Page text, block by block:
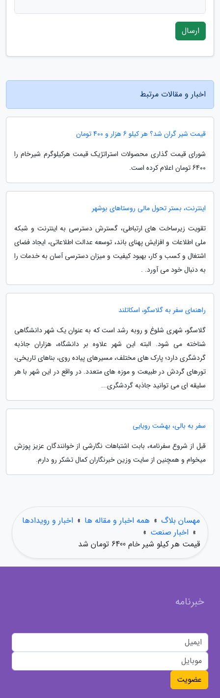
ارسال
اخبار و مقالات مرتبط
قیمت شیر گران شد؟ هر کیلو 6 هزار و 400 تومان
شورای قیمت گذاری محصولات استراتژیک قیمت هرکیلوگرم شیرخام را
6400 تومان اعلام کرده است.
اینترنت، بستر تحول مالی روستاهای بوشهر
تقویت زیرساخت های ارتباطی، گسترش دسترسی به اینترنت و شبکه
ملی اطلاعات و افزایش پهنای باند، توسعه عدالت اطلاعاتی، ایجاد فضای
اشتغال و کسب و کار، بهبود کیفیت و میزان دسترسی آسان به خدمات را
به دنبال خود می آورد. .
راهنمای سفر به گلاسگو، اسکاتلند
گلاسگو، شهری شلوغ و روبه رشد است که به عنوان یک شهر دانشگاهی
شناخته می شود. البته این شهر علاوه بر دانشگاه، هزاران جاذبه
گردشگری دارد؛ پارک های مختلف، مسیرهای پیاده روی، بناهای تاریخی،
تورهای گردش در طبیعت و موزه های متعدد. در واقع در این شهر با هر
سلیقه ای می توانید جاذبه گردشگری...
سفر به بالی، بهشت رویایی
قبل از شروع سفرنامه، بابت اشتباهات نگارشی از خوانندگان عزیز پوزش
میخوام و همچنین از سایت وزین خبرنگاران کمال تشکر رو دارم.
مهسان بلاگ » همه اخبار و مقاله ها » اخبار و رویدادها
» اخبار صنعت »
قیمت هر کیلو شیر خام 6400 تومان شد
خبرنامه
عضویت